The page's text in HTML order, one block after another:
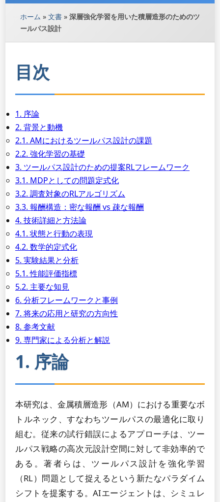
ホーム » 文書 » 深層強化学習を用いた積層造形のためのツ
ールパス設計
目次
1. 序論
2. 背景と動機
2.1. AMにおけるツールパス設計の課題
2.2. 強化学習の基礎
3. ツールパス設計のための提案RLフレームワーク
3.1. MDPとしての問題定式化
3.2. 調査対象のRLアルゴリズム
3.3. 報酬構造：密な報酬 vs 疎な報酬
4. 技術詳細と方法論
4.1. 状態と行動の表現
4.2. 数学的定式化
5. 実験結果と分析
5.1. 性能評価指標
5.2. 主要な知見
6. 分析フレームワークと事例
7. 将来の応用と研究の方向性
8. 参考文献
9. 専門家による分析と解説
1. 序論
本研究は、金属積層造形（AM）における重要なボ
トルネック、すなわちツールパスの最適化に取り
組む。従来の試行錯誤によるアプローチは、ツー
ルパス戦略の高次元設計空間に対して非効率的で
ある。著者らは、ツールパス設計を強化学習
（RL）問題として捉えるという新たなパラダイム
シフトを提案する。AIエージェントは、シミュレ